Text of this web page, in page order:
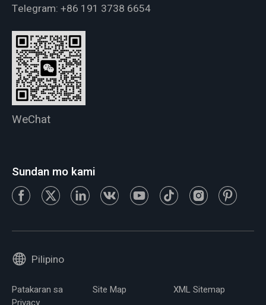
Telegram: +86 191 3738 6654
WeChat
Sundan mo kami
Pilipino
Patakaran sa
Site Map XML Sitemap